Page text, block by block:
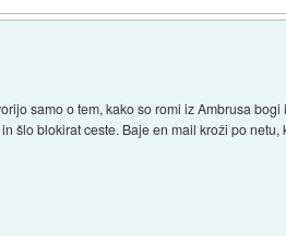
samo o tem, kako so romi iz Ambrusa
šlo blokirat ceste. Baje en mail kroži po